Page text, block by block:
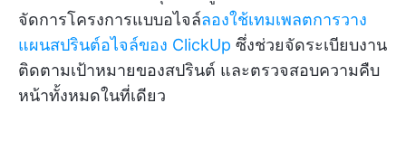
จัดการโครงการแบบอไจล์ลองใช้เทมเพลตการวาง
แผนสปรินต์อไจล์ของ ClickUp ซึ่งช่วยจัดระเบียบงาน
ติดตามเป้าหมายของสปรินต์ และตรวจสอบความคืบ
หน้าทั้งหมดในที่เดียว